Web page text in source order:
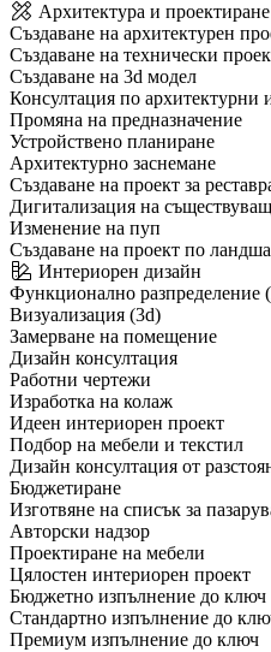
Архитектура и проектиране
Създаване на архитектурен
Създаване на технически
Създаване на 3d модел
Консултация по архитектурни
Промяна на предназначение
Устройствено планиране
Архитектурно заснемане
Създаване на проект за
Дигитализация на
Изменение на пуп
Създаване на проект по
Интериорен дизайн
Функционално разпределение
Визуализация (3d)
Замерване на помещение
Дизайн консултация
Работни чертежи
Изработка на колаж
Идеен интериорен проект
Подбор на мебели и текстил
Дизайн консултация от
Бюджетиране
Изготвяне на списък за
Авторски надзор
Проектиране на мебели
Цялостен интериорен проект
Бюджетно изпълнение до ключ
Стандартно изпълнение до
Премиум изпълнение до ключ